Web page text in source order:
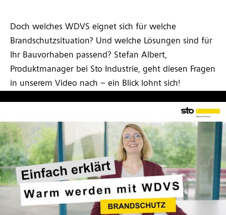
Doch welches WDVS eignet sich für welche
Brandschutzsituation? Und welche Lösungen sind für
Ihr Bauvorhaben passend? Stefan Albert,
Produktmanager bei Sto Industrie, geht diesen Fragen
in unserem Video nach – ein Blick lohnt sich!